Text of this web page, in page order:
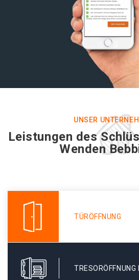
UNSER
Leistungen des
Wenden
TÜRÖFFNUNG
TRESORÖFFNUNG